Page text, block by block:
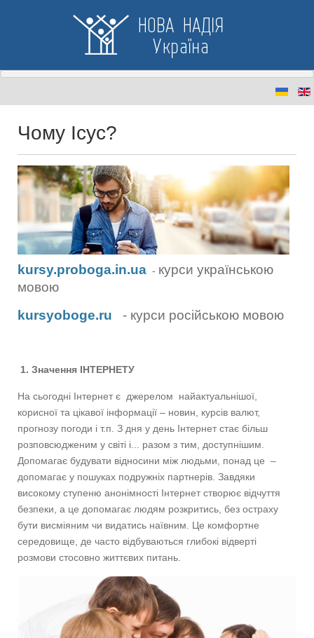
Чому Ісус?
kursy.proboga.in.ua - курси українською
мовою
kursyoboge.ru
- курси російською мовою
1. Значення ІНТЕРНЕТУ
На сьогодні Інтернет є джерелом найактуальнішої,
корисної та цікавої інформації – новин, курсів валют,
прогнозу погоди і т.п. З дня у день Інтернет стає більш
розповсюдженим у світі і... разом з тим, доступнішим.
Допомагає будувати відносини між людьми, понад це –
допомагає у пошуках подружніх партнерів. Завдяки
високому ступеню анонімності Інтернет створює відчуття
безпеки, а це допомагає людям розкритись, без остраху
бути висміяним чи видатись наївним. Це комфортне
середовище, де часто відбуваються глибокі відверті
розмови стосовно життєвих питань.